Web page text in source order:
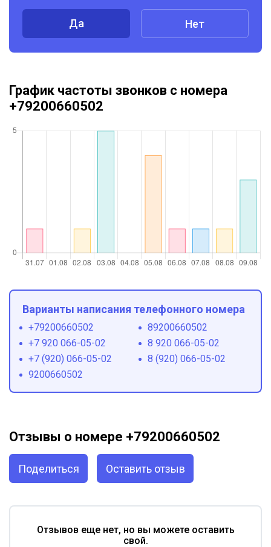
Да Нет
График частоты звонков с номера
+79200660502
Варианты написания телефонного номера
+79200660502
89200660502
+7 920 066-05-02
8 920 066-05-02
+7 (920) 066-05-02
8 (920) 066-05-02
9200660502
Отзывы о номере +79200660502
Поделиться Оставить отзыв
Отзывов еще нет, но вы можете оставить
свой.